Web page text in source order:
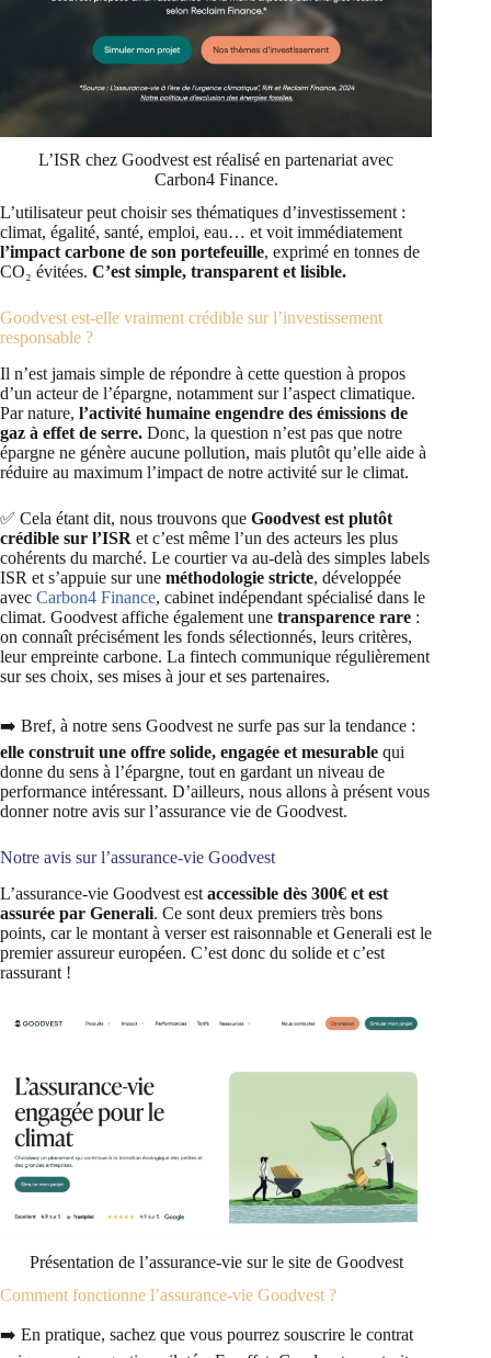
L’ISR chez Goodvest est réalisé en partenariat avec
Carbon4 Finance.
L’utilisateur peut choisir ses thématiques d’investissement :
climat, égalité, santé, emploi, eau… et voit immédiatement
l’impact carbone de son portefeuille, exprimé en tonnes de
CO₂ évitées. C’est simple, transparent et lisible.
Goodvest est-elle vraiment crédible sur l’investissement
responsable ?
Il n’est jamais simple de répondre à cette question à propos
d’un acteur de l’épargne, notamment sur l’aspect climatique.
Par nature, l’activité humaine engendre des émissions de
gaz à effet de serre. Donc, la question n’est pas que notre
épargne ne génère aucune pollution, mais plutôt qu’elle aide à
réduire au maximum l’impact de notre activité sur le climat.
✅ Cela étant dit, nous trouvons que Goodvest est plutôt
crédible sur l’ISR et c’est même l’un des acteurs les plus
cohérents du marché. Le courtier va au-delà des simples labels
ISR et s’appuie sur une méthodologie stricte, développée
avec Carbon4 Finance, cabinet indépendant spécialisé dans le
climat. Goodvest affiche également une transparence rare :
on connaît précisément les fonds sélectionnés, leurs critères,
leur empreinte carbone. La fintech communique régulièrement
sur ses choix, ses mises à jour et ses partenaires.
➡️ Bref, à notre sens Goodvest ne surfe pas sur la tendance :
elle construit une offre solide, engagée et mesurable qui
donne du sens à l’épargne, tout en gardant un niveau de
performance intéressant. D’ailleurs, nous allons à présent vous
donner notre avis sur l’assurance vie de Goodvest.
Notre avis sur l’assurance-vie Goodvest
L’assurance-vie Goodvest est accessible dès 300€ et est
assurée par Generali. Ce sont deux premiers très bons
points, car le montant à verser est raisonnable et Generali est le
premier assureur européen. C’est donc du solide et c’est
rassurant !
Présentation de l’assurance-vie sur le site de Goodvest
Comment fonctionne l’assurance-vie Goodvest ?
➡️ En pratique, sachez que vous pourrez souscrire le contrat